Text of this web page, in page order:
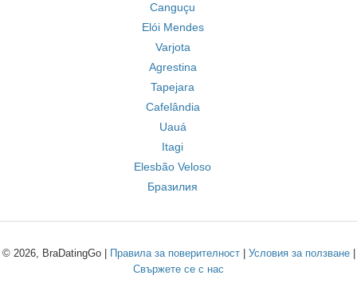
Canguçu
Elói Mendes
Varjota
Agrestina
Tapejara
Cafelândia
Uauá
Itagi
Elesbão Veloso
Бразилия
© 2026, BraDatingGo | Правила за поверителност| Условия за ползване|
Свържете се с нас